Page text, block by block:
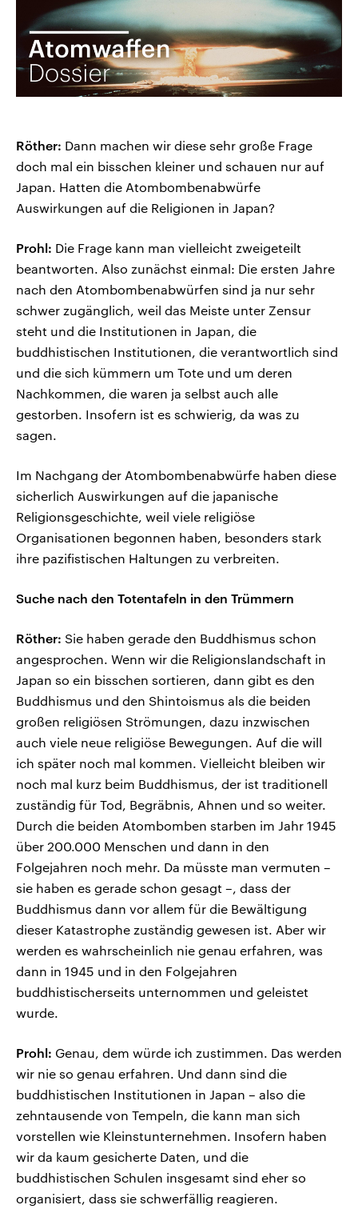
Röther: Dann machen wir diese sehr große Frage
doch mal ein bisschen kleiner und schauen nur auf
Japan. Hatten die Atombombenabwürfe
Auswirkungen auf die Religionen in Japan?
Prohl: Die Frage kann man vielleicht zweigeteilt
beantworten. Also zunächst einmal: Die ersten Jahre
nach den Atombombenabwürfen sind ja nur sehr
schwer zugänglich, weil das Meiste unter Zensur
steht und die Institutionen in Japan, die
buddhistischen Institutionen, die verantwortlich sind
und die sich kümmern um Tote und um deren
Nachkommen, die waren ja selbst auch alle
gestorben. Insofern ist es schwierig, da was zu
sagen.
Im Nachgang der Atombombenabwürfe haben diese
sicherlich Auswirkungen auf die japanische
Religionsgeschichte, weil viele religiöse
Organisationen begonnen haben, besonders stark
ihre pazifistischen Haltungen zu verbreiten.
Suche nach den Totentafeln in den Trümmern
Röther: Sie haben gerade den Buddhismus schon
angesprochen. Wenn wir die Religionslandschaft in
Japan so ein bisschen sortieren, dann gibt es den
Buddhismus und den Shintoismus als die beiden
großen religiösen Strömungen, dazu inzwischen
auch viele neue religiöse Bewegungen. Auf die will
ich später noch mal kommen. Vielleicht bleiben wir
noch mal kurz beim Buddhismus, der ist traditionell
zuständig für Tod, Begräbnis, Ahnen und so weiter.
Durch die beiden Atombomben starben im Jahr 1945
über 200.000 Menschen und dann in den
Folgejahren noch mehr. Da müsste man vermuten –
sie haben es gerade schon gesagt –, dass der
Buddhismus dann vor allem für die Bewältigung
dieser Katastrophe zuständig gewesen ist. Aber wir
werden es wahrscheinlich nie genau erfahren, was
dann in 1945 und in den Folgejahren
buddhistischerseits unternommen und geleistet
wurde.
Prohl: Genau, dem würde ich zustimmen. Das werden
wir nie so genau erfahren. Und dann sind die
buddhistischen Institutionen in Japan – also die
zehntausende von Tempeln, die kann man sich
vorstellen wie Kleinstunternehmen. Insofern haben
wir da kaum gesicherte Daten, und die
buddhistischen Schulen insgesamt sind eher so
organisiert, dass sie schwerfällig reagieren.